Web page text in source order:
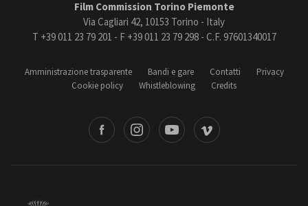
Film Commission Torino Piemonte
Via Cagliari 42, 10153 Torino - Italy
T +39 011 23 79 201 - F +39 011 23 79 298 - C.F. 97601340017
Amministrazione trasparente Bandi e gare Contatti
Privacy
Cookie policy
Whistleblowing Credits
Vimeo